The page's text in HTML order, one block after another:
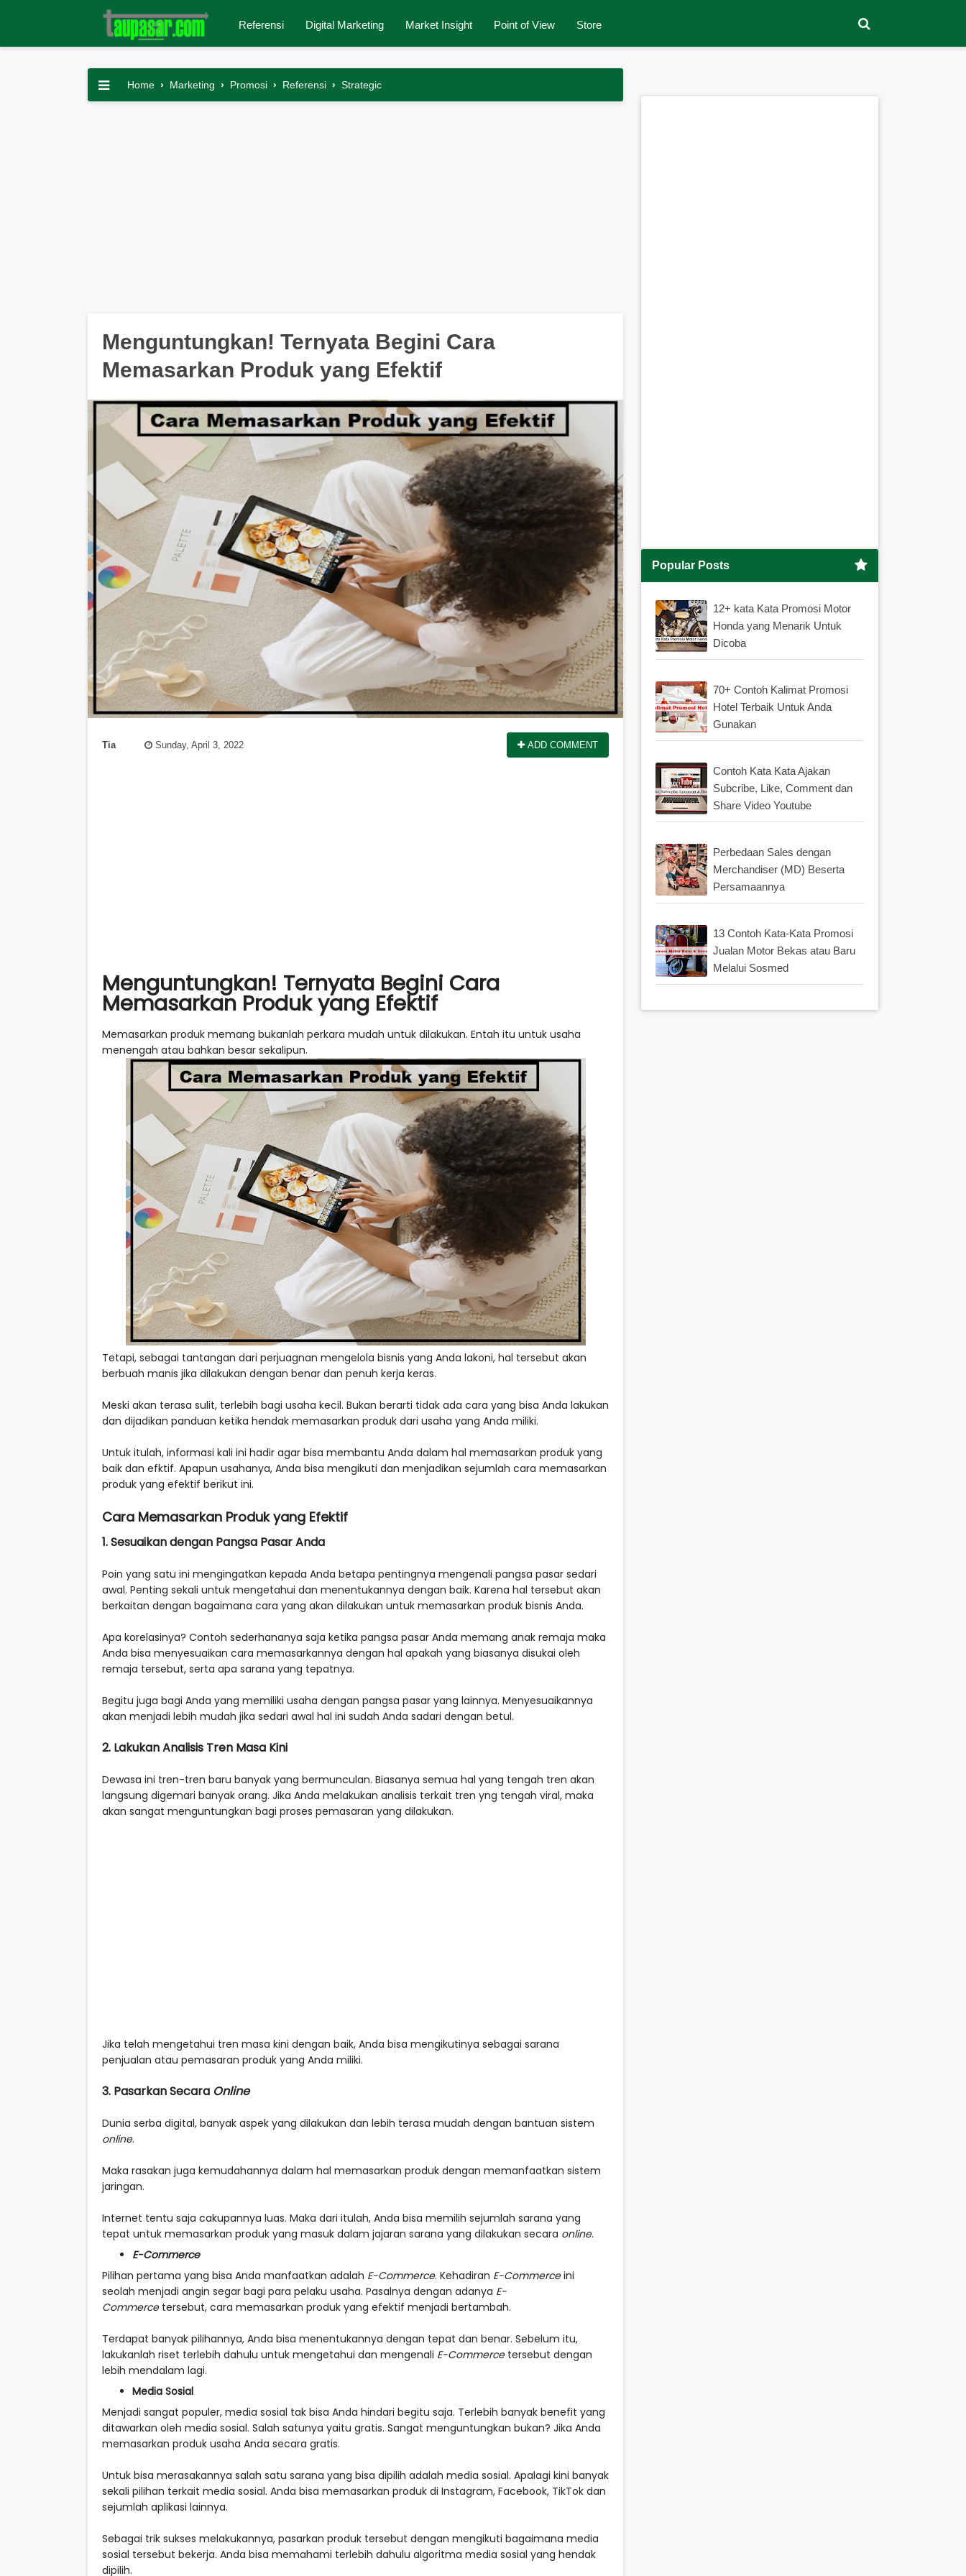
Referensi Digital Marketing Market Insight Point of View Store
Home › Marketing › Promosi › Referensi › Strategic
Menguntungkan! Ternyata Begini Cara
Memasarkan Produk yang Efektif
Tia Sunday, April 3, 2022 ADD COMMENT
Menguntungkan! Ternyata Begini Cara
Memasarkan Produk yang Efektif
Memasarkan produk memang bukanlah perkara mudah untuk dilakukan. Entah itu untuk usaha
menengah atau bahkan besar sekalipun.
Tetapi, sebagai tantangan dari perjuagnan mengelola bisnis yang Anda lakoni, hal tersebut akan
berbuah manis jika dilakukan dengan benar dan penuh kerja keras.
Meski akan terasa sulit, terlebih bagi usaha kecil. Bukan berarti tidak ada cara yang bisa Anda lakukan
dan dijadikan panduan ketika hendak memasarkan produk dari usaha yang Anda miliki.
Untuk itulah, informasi kali ini hadir agar bisa membantu Anda dalam hal memasarkan produk yang
baik dan efktif. Apapun usahanya, Anda bisa mengikuti dan menjadikan sejumlah cara memasarkan
produk yang efektif berikut ini.
Cara Memasarkan Produk yang Efektif
1. Sesuaikan dengan Pangsa Pasar Anda
Poin yang satu ini mengingatkan kepada Anda betapa pentingnya mengenali pangsa pasar sedari
awal. Penting sekali untuk mengetahui dan menentukannya dengan baik. Karena hal tersebut akan
berkaitan dengan bagaimana cara yang akan dilakukan untuk memasarkan produk bisnis Anda.
Apa korelasinya? Contoh sederhananya saja ketika pangsa pasar Anda memang anak remaja maka
Anda bisa menyesuaikan cara memasarkannya dengan hal apakah yang biasanya disukai oleh
remaja tersebut, serta apa sarana yang tepatnya.
Begitu juga bagi Anda yang memiliki usaha dengan pangsa pasar yang lainnya. Menyesuaikannya
akan menjadi lebih mudah jika sedari awal hal ini sudah Anda sadari dengan betul.
2. Lakukan Analisis Tren Masa Kini
Dewasa ini tren-tren baru banyak yang bermunculan. Biasanya semua hal yang tengah tren akan
langsung digemari banyak orang. Jika Anda melakukan analisis terkait tren yng tengah viral, maka
akan sangat menguntungkan bagi proses pemasaran yang dilakukan.
Jika telah mengetahui tren masa kini dengan baik, Anda bisa mengikutinya sebagai sarana
penjualan atau pemasaran produk yang Anda miliki.
3. Pasarkan Secara Online
Dunia serba digital, banyak aspek yang dilakukan dan lebih terasa mudah dengan bantuan sistem
online.
Maka rasakan juga kemudahannya dalam hal memasarkan produk dengan memanfaatkan sistem
jaringan.
Internet tentu saja cakupannya luas. Maka dari itulah, Anda bisa memilih sejumlah sarana yang
tepat untuk memasarkan produk yang masuk dalam jajaran sarana yang dilakukan secara online.
E-Commerce
Pilihan pertama yang bisa Anda manfaatkan adalah E-Commerce. Kehadiran E-Commerceini
seolah menjadi angin segar bagi para pelaku usaha. Pasalnya dengan adanya E-
Commercetersebut, cara memasarkan produk yang efektif menjadi bertambah.
Terdapat banyak pilihannya, Anda bisa menentukannya dengan tepat dan benar. Sebelum itu,
lakukanlah riset terlebih dahulu untuk mengetahui dan mengenali E-Commercetersebut dengan
lebih mendalam lagi.
Media Sosial
Menjadi sangat populer, media sosial tak bisa Anda hindari begitu saja. Terlebih banyak benefit yang
ditawarkan oleh media sosial. Salah satunya yaitu gratis. Sangat menguntungkan bukan? Jika Anda
memasarkan produk usaha Anda secara gratis.
Untuk bisa merasakannya salah satu sarana yang bisa dipilih adalah media sosial. Apalagi kini banyak
sekali pilihan terkait media sosial. Anda bisa memasarkan produk di Instagram, Facebook, TikTok dan
sejumlah aplikasi lainnya.
Sebagai trik sukses melakukannya, pasarkan produk tersebut dengan mengikuti bagaimana media
sosial tersebut bekerja. Anda bisa memahami terlebih dahulu algoritma media sosial yang hendak
dipilih.
Popular Posts
12+ kata Kata Promosi Motor
Honda yang Menarik Untuk
Dicoba
70+ Contoh Kalimat Promosi
Hotel Terbaik Untuk Anda
Gunakan
Contoh Kata Kata Ajakan
Subcribe, Like, Comment dan
Share Video Youtube
Perbedaan Sales dengan
Merchandiser (MD) Beserta
Persamaannya
13 Contoh Kata-Kata Promosi
Jualan Motor Bekas atau Baru
Melalui Sosmed